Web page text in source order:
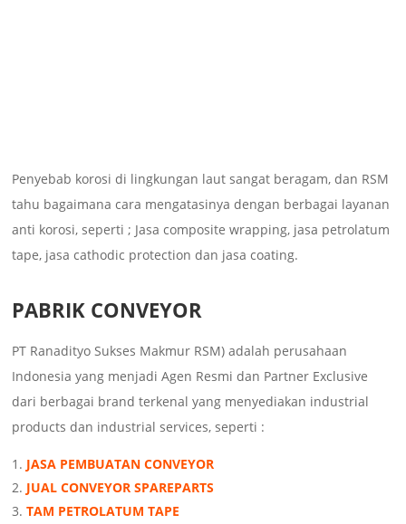
Penyebab korosi di lingkungan laut sangat beragam, dan RSM
tahu bagaimana cara mengatasinya dengan berbagai layanan
anti korosi, seperti ; Jasa composite wrapping, jasa petrolatum
tape, jasa cathodic protection dan jasa coating.
PABRIK CONVEYOR
PT Ranadityo Sukses Makmur RSM) adalah perusahaan
Indonesia yang menjadi Agen Resmi dan Partner Exclusive
dari berbagai brand terkenal yang menyediakan industrial
products dan industrial services, seperti :
JASA PEMBUATAN CONVEYOR
JUAL CONVEYOR SPAREPARTS
TAM PETROLATUM TAPE